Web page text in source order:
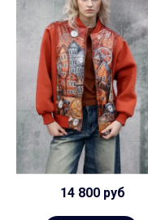
14 800 руб